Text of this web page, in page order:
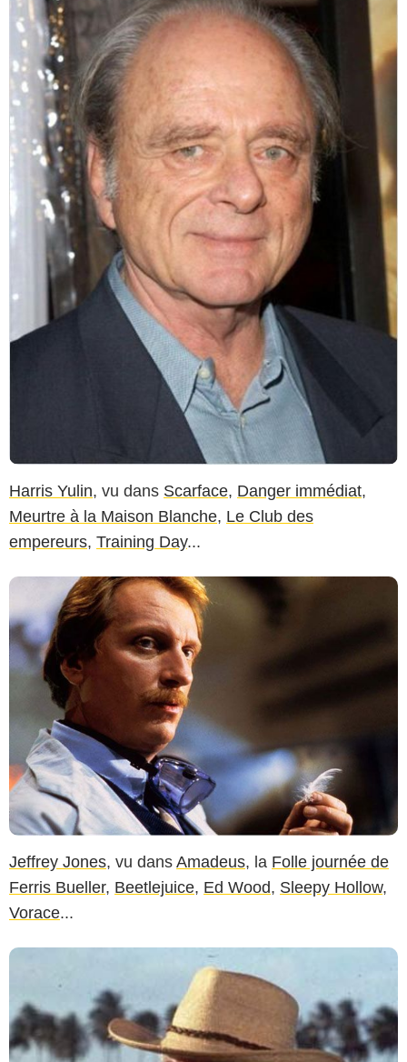
Harris Yulin, vu dans Scarface, Danger immédiat,
Meurtre à la Maison Blanche, Le Club des
empereurs, Training Day...
Jeffrey Jones, vu dans Amadeus, la Folle journée de
Ferris Bueller, Beetlejuice, Ed Wood, Sleepy Hollow,
Vorace...